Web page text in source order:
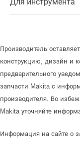
Для инструмента
Производитель
конструкцию, дизайн и
предварительного
запчасти Makita с
производителя. Во
Makita уточняйте
Информация на сайте о